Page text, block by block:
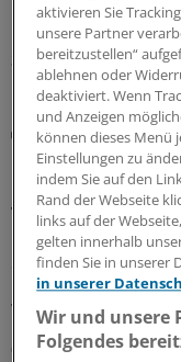
passt da so gar
30.07.2026
Kolumne aus Berlin
Die Glaskuppel
Routine
Vor gut sechs
in einem
Suizidhilfe
Bundestag sich
Warum eigentlich
02.07.2026
aktivieren Sie
unsere Partner
bereitzustellen“
ablehnen oder
deaktiviert. Wenn
und Anzeigen
können dieses Menü
Einstellungen zu
indem Sie auf den
Rand der Webseite
links auf der
gelten innerhalb
finden Sie in unserer
in unserer
Wir und unsere
Folgendes